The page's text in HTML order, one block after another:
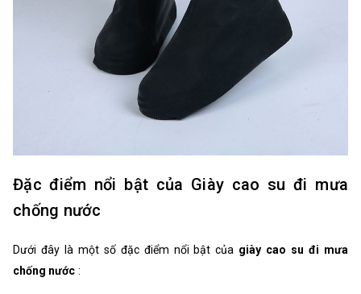
Đặc điểm nổi bật của Giày cao su đi mưa
chống nước
Dưới đây là một số đặc điểm nổi bật của giày cao su đi mưa
chống nước :